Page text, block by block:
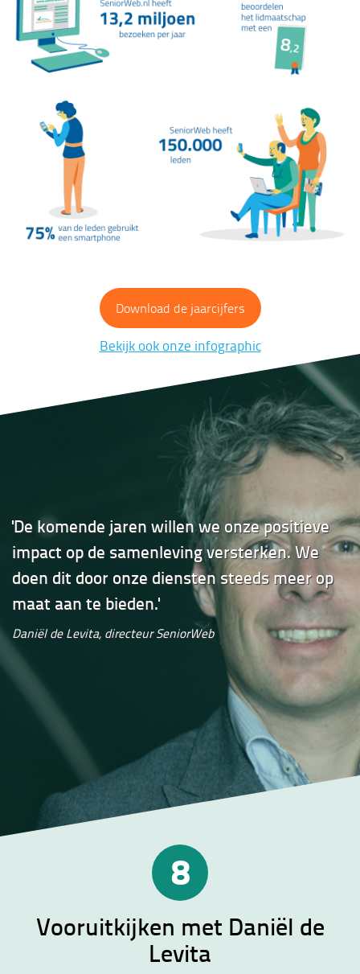
Download de jaarcijfers
Bekijk ook onze infographic
'De komende jaren willen we onze positieve
impact op de samenleving versterken. We
doen dit door onze diensten steeds meer op
maat aan te bieden.'
Daniël de Levita, directeur SeniorWeb
8
Vooruitkijken met Daniël de
Levita